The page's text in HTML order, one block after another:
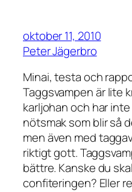
oktober 11, 2010
Peter Jägerbro
Minai, testa och
Taggsvampen är lite
karljohan och har
nötsmak som blir så
men även med
riktigt gott.
bättre. Kanske du
confiteringen? Eller